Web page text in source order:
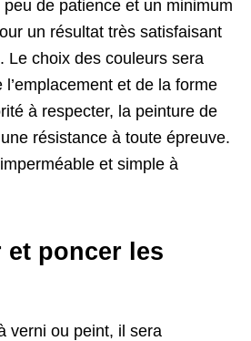
de patience et un minimum
un résultat très satisfaisant
Le choix des couleurs sera
et de la forme
à respecter, la peinture de
une résistance à toute épreuve.
et simple à
et poncer les
verni ou peint, il sera